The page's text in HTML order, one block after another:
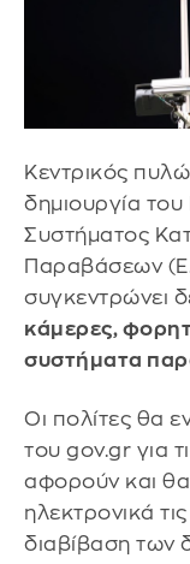
Κεντρικός
δημιουργία του
Συστήματος
Παραβάσεων
συγκεντρώνει
κάμερες,
συστήματα
Οι πολίτες θα
του gov.gr για
αφορούν και
ηλεκτρονικά
διαβίβαση των